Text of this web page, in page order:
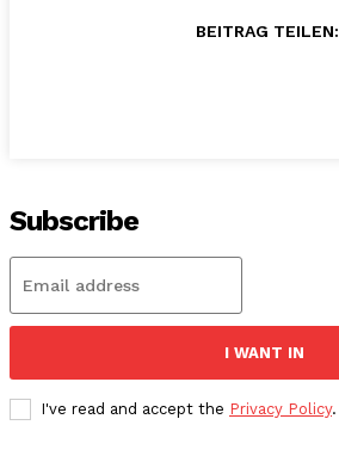
BEITRAG TEILEN:
Subscribe
I WANT IN
I've read and accept the Privacy Policy.